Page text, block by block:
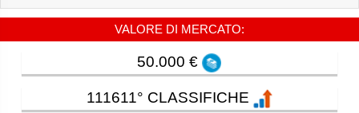
VALORE DI MERCATO:
50.000 €
111611° CLASSIFICHE